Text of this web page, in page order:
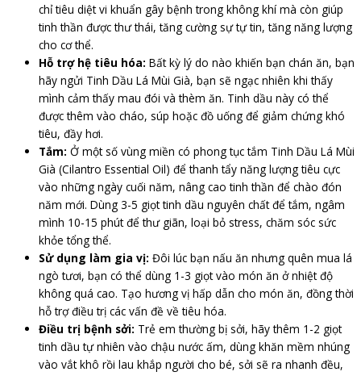
chỉ tiêu diệt vi khuẩn gây bệnh trong không khí mà còn giúp
tinh thần được thư thái, tăng cường sự tự tin, tăng năng lượng
cho cơ thể.
Hỗ trợ hệ tiêu hóa: Bất kỳ lý do nào khiến bạn chán ăn, bạn
hãy ngửi Tinh Dầu Lá Mùi Già, bạn sẽ ngạc nhiên khi thấy
mình cảm thấy mau đói và thèm ăn. Tinh dầu này có thể
được thêm vào cháo, súp hoặc đồ uống để giảm chứng khó
tiêu, đầy hơi.
Tắm: Ở một số vùng miền có phong tục tắm Tinh Dầu Lá Mùi
Già (Cilantro Essential Oil) để thanh tẩy năng lượng tiêu cực
vào những ngày cuối năm, nâng cao tinh thần để chào đón
năm mới. Dùng 3-5 giọt tinh dầu nguyên chất để tắm, ngâm
mình 10-15 phút để thư giãn, loại bỏ stress, chăm sóc sức
khỏe tổng thể.
Sử dụng làm gia vị: Đôi lúc bạn nấu ăn nhưng quên mua lá
ngò tươi, bạn có thể dùng 1-3 giọt vào món ăn ở nhiệt độ
không quá cao. Tạo hương vị hấp dẫn cho món ăn, đồng thời
hỗ trợ điều trị các vấn đề về tiêu hóa.
Điều trị bệnh sởi: Trẻ em thường bị sởi, hãy thêm 1-2 giọt
tinh dầu tự nhiên vào chậu nước ấm, dùng khăn mềm nhúng
vào vắt khô rồi lau khắp người cho bé, sởi sẽ ra nhanh đều,